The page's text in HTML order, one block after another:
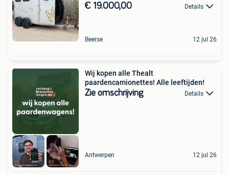
€ 19.000,00 Details
Beerse 12 jul 26
Wij kopen alle Thealt
paardencamionettes! Alle leeftijden!
Zie omschrijving Details
Antwerpen 12 jul 26